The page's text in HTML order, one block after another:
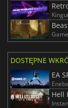
DOSTĘPNE
EA
Eneba
Hell